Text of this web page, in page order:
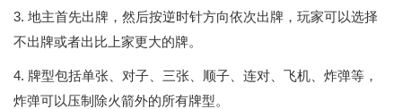
3. 地主首先出牌，然后按逆时针方向依次出牌，玩家可以选择
不出牌或者出比上家更大的牌。
4. 牌型包括单张、对子、三张、顺子、连对、飞机、炸弹等，
炸弹可以压制除火箭外的所有牌型。